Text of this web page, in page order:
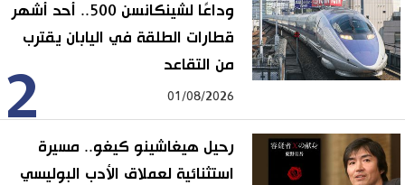
2
وداعًا لشينكانسن 500.. أحد أشهر
قطارات الطلقة في اليابان يقترب
من التقاعد
01/08/2026
رحيل هيغاشينو كيغو.. مسيرة
استثنائية لعملاق الأدب البوليسي